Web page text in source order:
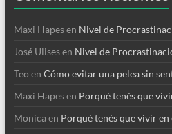
Maxi Hapesen Nivel de
José Ulisesen Nivel de
Teo en Cómo evitar una pelea sin
Maxi Hapesen Porqué tenés que
Monicaen Porqué tenés que vivir